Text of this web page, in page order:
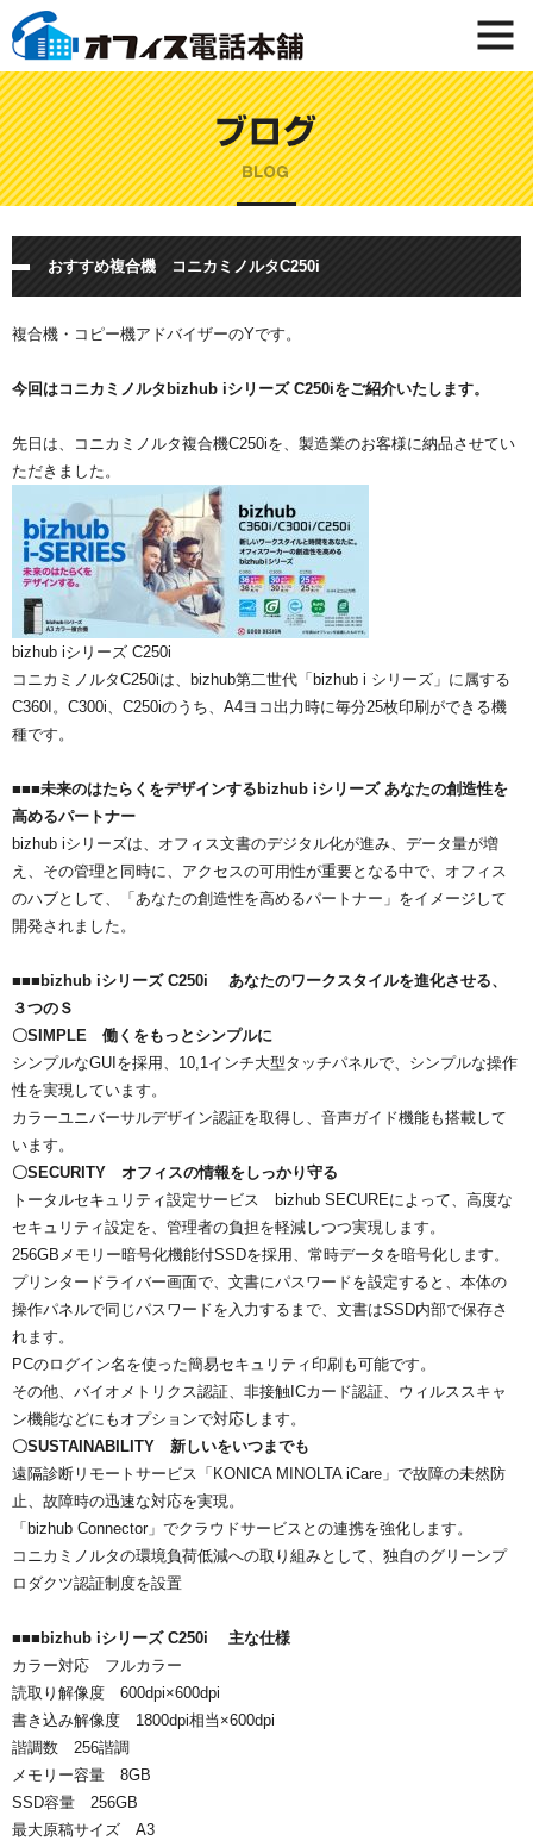
おすすめ複合機 コニカミノルタC250i
複合機・コピー機アドバイザーのYです。
今回はコニカミノルタbizhub iシリーズ C250iをご紹介いたします。
先日は、コニカミノルタ複合機C250iを、製造業のお客様に納品させてい
ただきました。
bizhub iシリーズ C250i
コニカミノルタC250iは、bizhub第二世代「bizhub i シリーズ」に属する
C360I。C300i、C250iのうち、A4ヨコ出力時に毎分25枚印刷ができる機
種です。
■■■未来のはたらくをデザインするbizhub iシリーズ あなたの創造性を
高めるパートナー
bizhub iシリーズは、オフィス文書のデジタル化が進み、データ量が増
え、その管理と同時に、アクセスの可用性が重要となる中で、オフィス
のハブとして、「あなたの創造性を高めるパートナー」をイメージして
開発されました。
■■■bizhub iシリーズ C250i あなたのワークスタイルを進化させる、
３つのＳ
〇SIMPLE 働くをもっとシンプルに
シンプルなGUIを採用、10,1インチ大型タッチパネルで、シンプルな操作
性を実現しています。
カラーユニバーサルデザイン認証を取得し、音声ガイド機能も搭載して
います。
〇SECURITY オフィスの情報をしっかり守る
トータルセキュリティ設定サービス bizhub SECUREによって、高度な
セキュリティ設定を、管理者の負担を軽減しつつ実現します。
256GBメモリー暗号化機能付SSDを採用、常時データを暗号化します。
プリンタードライバー画面で、文書にパスワードを設定すると、本体の
操作パネルで同じパスワードを入力するまで、文書はSSD内部で保存さ
れます。
PCのログイン名を使った簡易セキュリティ印刷も可能です。
その他、バイオメトリクス認証、非接触ICカード認証、ウィルススキャ
ン機能などにもオプションで対応します。
〇SUSTAINABILITY 新しいをいつまでも
遠隔診断リモートサービス「KONICA MINOLTA iCare」で故障の未然防
止、故障時の迅速な対応を実現。
「bizhub Connector」でクラウドサービスとの連携を強化します。
コニカミノルタの環境負荷低減への取り組みとして、独自のグリーンプ
ロダクツ認証制度を設置
■■■bizhub iシリーズ C250i 主な仕様
カラー対応 フルカラー
読取り解像度 600dpi×600dpi
書き込み解像度 1800dpi相当×600dpi
諧調数 256諧調
メモリー容量 8GB
SSD容量 256GB
最大原稿サイズ A3